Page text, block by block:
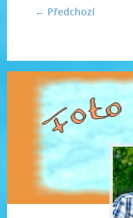
← Předchozí